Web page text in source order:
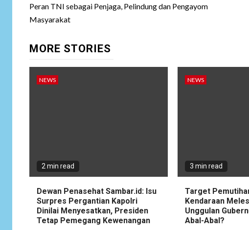
Peran TNI sebagai Penjaga, Pelindung dan Pengayom
Masyarakat
MORE STORIES
NEWS
2 min read
Dewan Penasehat Sambar.id: Isu
Surpres Pergantian Kapolri
Dinilai Menyesatkan, Presiden
Tetap Pemegang Kewenangan
NEWS
3 min read
Target
Kendaraan
Unggulan
Abal-Abal?